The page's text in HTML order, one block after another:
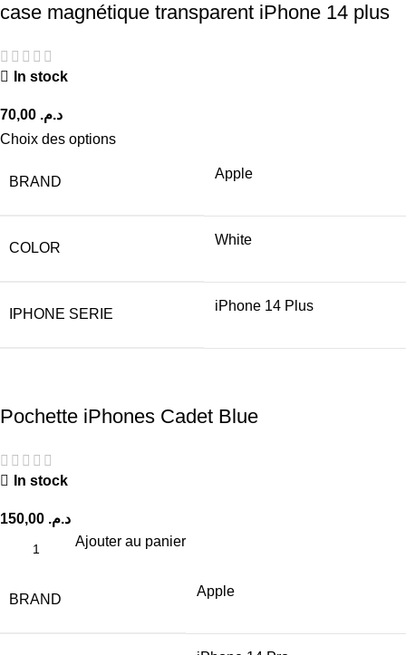
case magnétique transparent iPhone 14 plus
In stock
د.م.
Choix des options
BRAND
Apple
COLOR
White
IPHONE SERIE
iPhone 14 Plus
Pochette iPhones Cadet Blue
In stock
د.م.
Ajouter au panier
BRAND
Apple